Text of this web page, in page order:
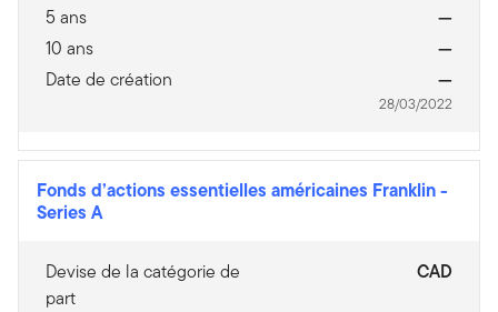
5 ans
—
10 ans
—
Date de création
—
28/03/2022
Fonds d’actions essentielles américaines Franklin-
Series A
Devise de la catégorie de
part
CAD